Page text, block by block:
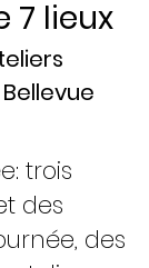
7 lieux
trois
des
des